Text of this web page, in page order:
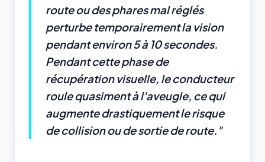
route ou des phares mal réglés
perturbe temporairement la vision
pendant environ 5 à 10 secondes.
Pendant cette phase de
récupération visuelle, le conducteur
roule quasiment à l'aveugle, ce qui
augmente drastiquement le risque
de collision ou de sortie de route."